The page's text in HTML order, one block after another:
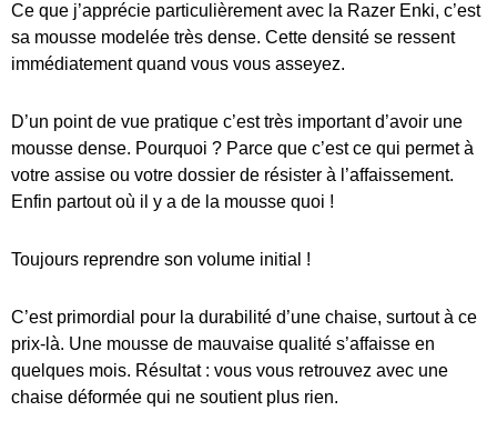
Ce que j’apprécie particulièrement avec la Razer Enki, c’est
sa mousse modelée très dense. Cette densité se ressent
immédiatement quand vous vous asseyez.
D’un point de vue pratique c’est très important d’avoir une
mousse dense. Pourquoi ? Parce que c’est ce qui permet à
votre assise ou votre dossier de résister à l’affaissement.
Enfin partout où il y a de la mousse quoi !
Toujours reprendre son volume initial !
C’est primordial pour la durabilité d’une chaise, surtout à ce
prix-là. Une mousse de mauvaise qualité s’affaisse en
quelques mois. Résultat : vous vous retrouvez avec une
chaise déformée qui ne soutient plus rien.